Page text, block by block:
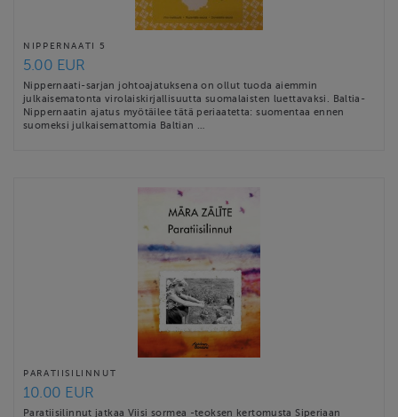
NIPPERNAATI 5
5.00 EUR
Nippernaati-sarjan johtoajatuksena on ollut tuoda aiemmin
julkaisematonta virolaiskirjallisuutta suomalaisten luettavaksi. Baltia-
Nippernaatin ajatus myötäilee tätä periaatetta: suomentaa ennen
suomeksi julkaisemattomia Baltian …
PARATIISILINNUT
10.00 EUR
Paratiisilinnut jatkaa Viisi sormea -teoksen kertomusta Siperiaan